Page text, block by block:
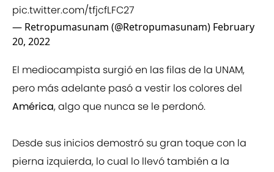
pic.twitter.com/tfjcfLFC27
— Retropumasunam (@Retropumasunam) February
20, 2022
El mediocampista surgió en las filas de la UNAM,
pero más adelante pasó a vestir los colores del
América, algo que nunca se le perdonó.
Desde sus inicios demostró su gran toque con la
pierna izquierda, lo cual lo llevó también a la